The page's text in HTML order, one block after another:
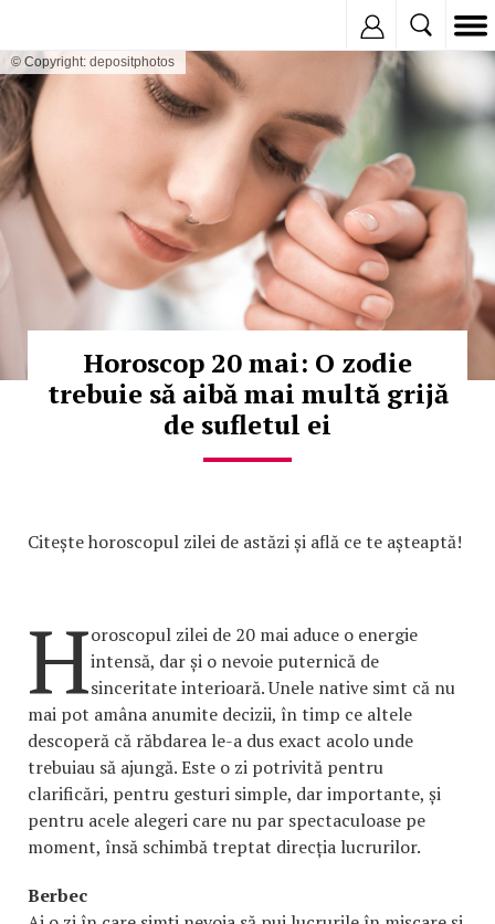
© Copyright: depositphotos
Horoscop 20 mai: O zodie
trebuie să aibă mai multă grijă
de sufletul ei
Citește horoscopul zilei de astăzi și află ce te așteaptă!
Horoscopul zilei de 20 mai aduce o energie
intensă, dar și o nevoie puternică de
sinceritate interioară. Unele native simt că nu
mai pot amâna anumite decizii, în timp ce altele
descoperă că răbdarea le-a dus exact acolo unde
trebuiau să ajungă. Este o zi potrivită pentru
clarificări, pentru gesturi simple, dar importante, și
pentru acele alegeri care nu par spectaculoase pe
moment, însă schimbă treptat direcția lucrurilor.
Berbec